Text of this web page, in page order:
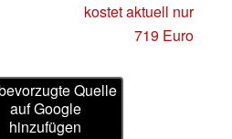
kostet aktuell nur
719 Euro
Quelle
auf Google
hinzufügen